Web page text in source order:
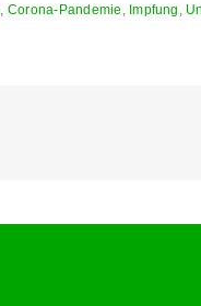
, Corona-Pandemie , Impfung ,